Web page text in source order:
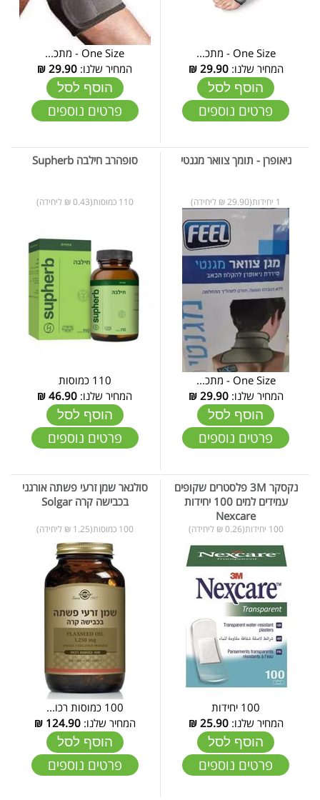
One Size - מתכ...
המחיר שלנו:29.90
₪
הוסף לסל
פרטים נוספים
One Size - מתכ...
המחיר שלנו: 29.90
₪
הוסף לסל
פרטים נוספים
ניאופרן - תומך צוואר מגנטי
1 יחידות(29.90 ₪ ליחידה)
One Size - מתכ...
המחיר שלנו:29.90
₪
הוסף לסל
פרטים נוספים
סופהרב חילבה Supherb
110 כמוסות(0.43 ₪ ליחידה)
110 כמוסות
המחיר שלנו: 46.90
₪
הוסף לסל
פרטים נוספים
נקסקר 3M פלסטרים שקופים
עמידים למים 100 יחידות
Nexcare
100 יחידות(0.26 ₪ ליחידה)
100 יחידות
המחיר שלנו:25.90
₪
הוסף לסל
פרטים נוספים
סולגאר שמן זרעי פשתה אורגני
בכבישה קרה Solgar
100 כמוסות(1.25 ₪ ליחידה)
100 כמוסות רכו...
המחיר שלנו:124.90
₪
הוסף לסל
פרטים נוספים